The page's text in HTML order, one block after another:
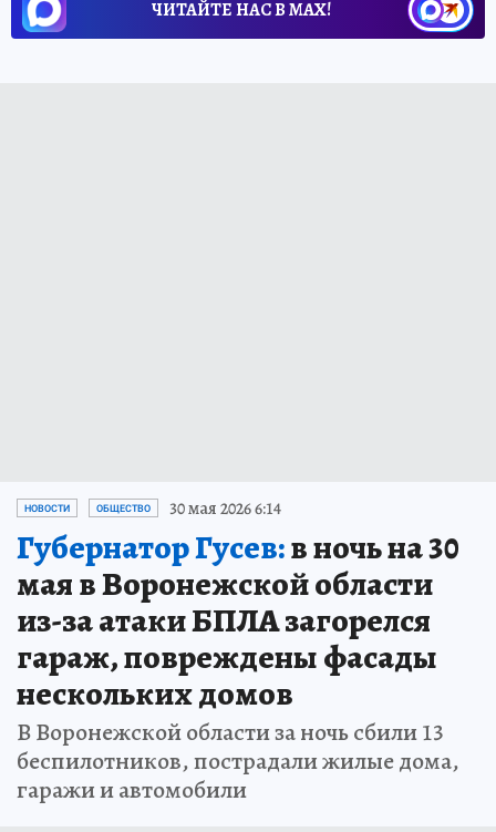
ЧИТАЙТЕ НАС В МАХ!
НОВОСТИ ОБЩЕСТВО 30 мая 2026 6:14
Губернатор Гусев:в ночь на 30
мая в Воронежской области
из-за атаки БПЛА загорелся
гараж, повреждены фасады
нескольких домов
В Воронежской области за ночь сбили 13
беспилотников, пострадали жилые дома,
гаражи и автомобили